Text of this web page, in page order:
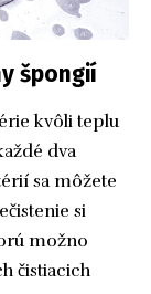
špongií
kvôli teplu
dva
sa môžete
si
možno
čistiacich